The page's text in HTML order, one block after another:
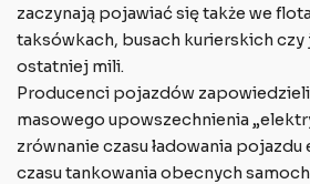
zaczynają pojawiać się także we
taksówkach, busach kurierskich
ostatniej mili.
Producenci pojazdów
masowego upowszechnienia
zrównanie czasu ładowania
czasu tankowania obecnych